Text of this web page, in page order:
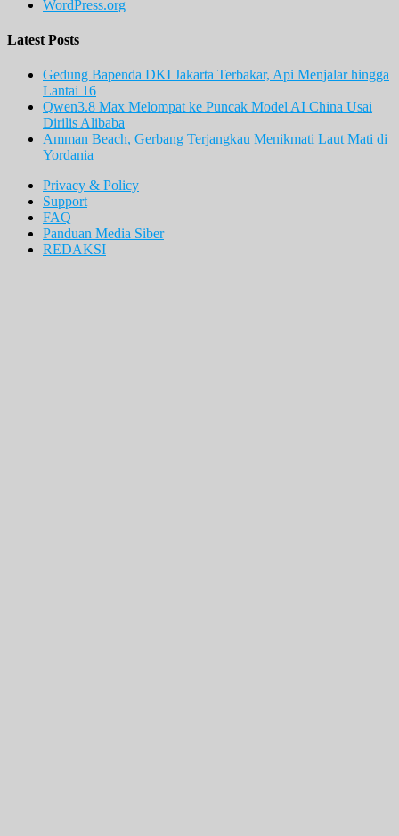
WordPress.org
Latest Posts
Gedung Bapenda DKI Jakarta Terbakar, Api Menjalar hingga
Lantai 16
Qwen3.8 Max Melompat ke Puncak Model AI China Usai
Dirilis Alibaba
Amman Beach, Gerbang Terjangkau Menikmati Laut Mati di
Yordania
Privacy & Policy
Support
FAQ
Panduan Media Siber
REDAKSI